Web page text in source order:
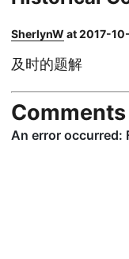
SherlynW at 2017-
及时的题解
Comments